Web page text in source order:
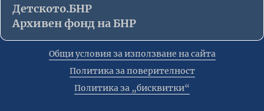
Детското.БНР
Архивен фонд на БНР
Общи условия за използване на сайта
Политика за поверителност
Политика за „бисквитки“